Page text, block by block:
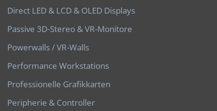
Direct LED & LCD & OLED Displays
Passive 3D-Stereo & VR-Monitore
Powerwalls / VR-Walls
Performance Workstations
Professionelle Grafikkarten
Peripherie & Controller